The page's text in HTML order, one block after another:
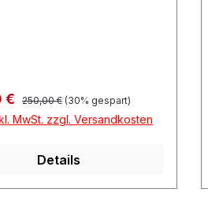
€ Regulärer Preis:
250,00 € (30% gespart)
MwSt. zzgl. Versandkosten
Details